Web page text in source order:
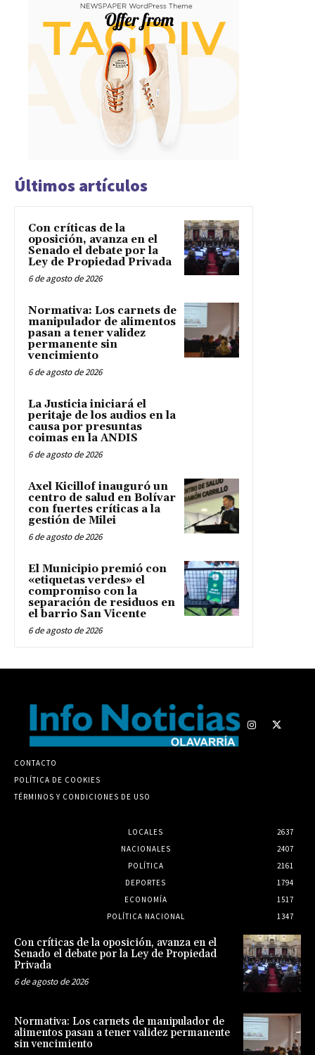
Últimos artículos
Con críticas de la
oposición, avanza en el
Senado el debate por la
Ley de Propiedad Privada
6 de agosto de 2026
Normativa: Los carnets de
manipulador de alimentos
pasan a tener validez
permanente sin
vencimiento
6 de agosto de 2026
La Justicia iniciará el
peritaje de los audios en la
causa por presuntas
coimas en la ANDIS
6 de agosto de 2026
Axel Kicillof inauguró un
centro de salud en Bolívar
con fuertes críticas a la
gestión de Milei
6 de agosto de 2026
El Municipio premió con
«etiquetas verdes» el
compromiso con la
separación de residuos en
el barrio San Vicente
6 de agosto de 2026
CONTACTO
POLÍTICA DE COOKIES
TÉRMINOS Y CONDICIONES DE USO
LOCALES
2637
NACIONALES
2407
POLÍTICA
2161
DEPORTES
1794
ECONOMÍA
1517
POLÍTICA NACIONAL
1347
Con críticas de la oposición, avanza en el
Senado el debate por la Ley de Propiedad
Privada
6 de agosto de 2026
Normativa: Los carnets de manipulador de
alimentos pasan a tener validez permanente
sin vencimiento